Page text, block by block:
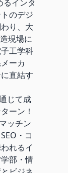
るインタ
のデジ
り、大
現場に
工学科
ーカ
直結す
じて成
ーン！
ッチン
・コ
れるイ
部・情